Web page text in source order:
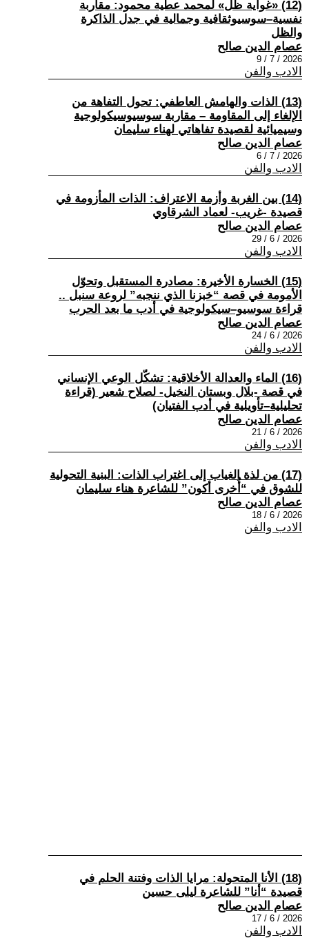
(12) «غواية ظل» لمحمد عطية محمود: مقاربة
نفسية–سوسيوثقافية وجمالية في جدل الذاكرة
والظل
عصام الدين صالح
2026 / 7 / 9
الادب والفن
(13) الذات والهامش العاطفي: تحول التفاهة من
الإلغاء إلى المقاومة – مقاربة سوسيوسيكولوجية
وسيميائية لقصيدة تفاهاتي لهناء سليمان
عصام الدين صالح
2026 / 7 / 6
الادب والفن
(14) بين الغربة وأزمة الاعتراف: الذات المأزومة في
قصيدة -غريب- لعماد الشرقاوي
عصام الدين صالح
2026 / 6 / 29
الادب والفن
(15) الخسارة الأخيرة: مصادرة المستقبل وتحوّل
الأمومة في قصة “خبزنا الذي ننجبه” لروعة سنبل ..
قراءة سوسيو–سيكولوجية في أدب ما بعد الحرب
عصام الدين صالح
2026 / 6 / 24
الادب والفن
(16) الماء والعدالة الأخلاقية: تشكّل الوعي الإنساني
في قصة -بلال وبستان النخيل- لصلاح شعير (قراءة
تحليلية–تأويلية في أدب الفتيان)
عصام الدين صالح
2026 / 6 / 21
الادب والفن
(17) من لذة الغياب إلى اغتراب الذات: البنية التحولية
للشوق في “أُخرى أكون” للشاعرة هناء سليمان
عصام الدين صالح
2026 / 6 / 18
الادب والفن
(18) الأنا المتحولة: مرايا الذات وفتنة الحلم في
قصيدة “أنا” للشاعرة ليلى حسين
عصام الدين صالح
2026 / 6 / 17
الادب والفن